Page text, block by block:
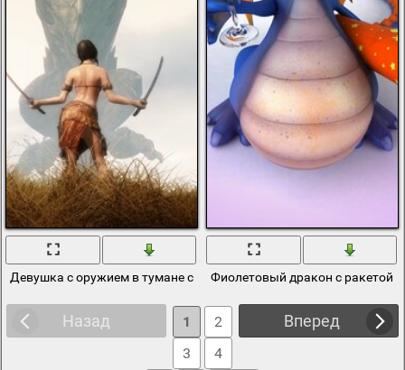
Девушка с оружием в тумане с дракономФиолетовый дракон с ракетой
Назад Вперед
1
2
3
4